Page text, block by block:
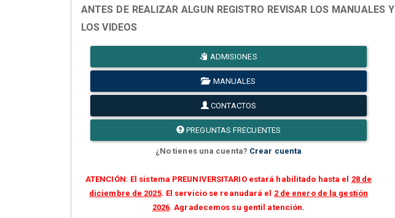
ANTES DE REALIZAR ALGUN REGISTRO REVISAR LOS MANUALES Y
LOS VIDEOS
ADMISIONES
MANUALES
CONTACTOS
PREGUNTAS FRECUENTES
¿No tienes una cuenta? Crear cuenta
ATENCIÓN: El sistema PREUNIVERSITARIO estará habilitado hasta el 28 de
diciembre de 2025. El servicio se reanudará el 2 de enero de la gestión
2026. Agradecemos su gentil atención.